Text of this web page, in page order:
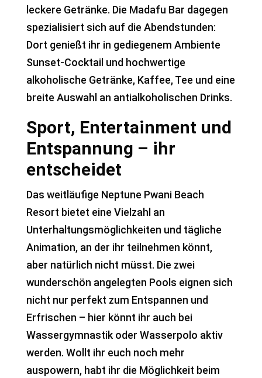
leckere Getränke. Die Madafu Bar dagegen
spezialisiert sich auf die Abendstunden:
Dort genießt ihr in gediegenem Ambiente
Sunset-Cocktail und hochwertige
alkoholische Getränke, Kaffee, Tee und eine
breite Auswahl an antialkoholischen Drinks.
Sport, Entertainment und
Entspannung – ihr
entscheidet
Das weitläufige Neptune Pwani Beach
Resort bietet eine Vielzahl an
Unterhaltungsmöglichkeiten und tägliche
Animation, an der ihr teilnehmen könnt,
aber natürlich nicht müsst. Die zwei
wunderschön angelegten Pools eignen sich
nicht nur perfekt zum Entspannen und
Erfrischen – hier könnt ihr auch bei
Wassergymnastik oder Wasserpolo aktiv
werden. Wollt ihr euch noch mehr
auspowern, habt ihr die Möglichkeit beim